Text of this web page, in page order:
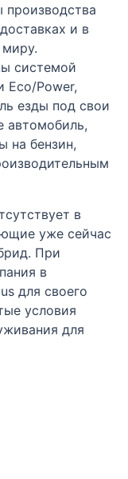
производства
и в
системой
Eco/Power,
езды под свои
автомобиль,
на бензин,
в
уже сейчас
При
в
для своего
условия
для